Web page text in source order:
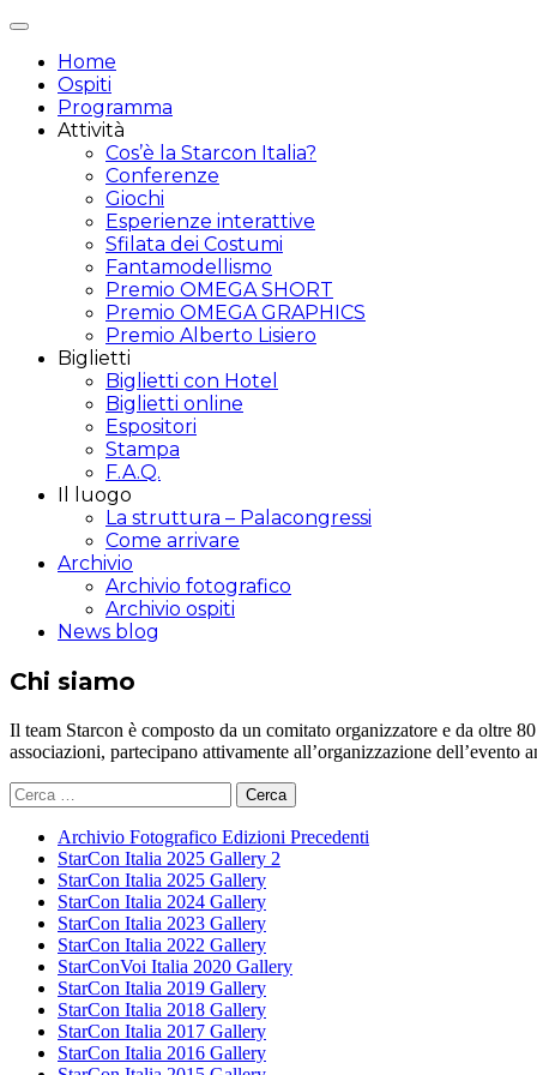
Attiva/disattiva
navigazione
Home
Ospiti
Programma
Attività
Cos’è la Starcon Italia?
Conferenze
Giochi
Esperienze interattive
Sfilata dei Costumi
Fantamodellismo
Premio OMEGA SHORT
Premio OMEGA GRAPHICS
Premio Alberto Lisiero
Biglietti
Biglietti con Hotel
Biglietti online
Espositori
Stampa
F.A.Q.
Il luogo
La struttura – Palacongressi
Come arrivare
Archivio
Archivio fotografico
Archivio ospiti
News blog
Chi siamo
Il team Starcon è composto da un comitato organizzatore e da oltre
associazioni, partecipano attivamente all’organizzazione
Ricerca
per:
Archivio Fotografico Edizioni Precedenti
StarCon Italia 2025 Gallery 2
StarCon Italia 2025 Gallery
StarCon Italia 2024 Gallery
StarCon Italia 2023 Gallery
StarCon Italia 2022 Gallery
StarConVoi Italia 2020 Gallery
StarCon Italia 2019 Gallery
StarCon Italia 2018 Gallery
StarCon Italia 2017 Gallery
StarCon Italia 2016 Gallery